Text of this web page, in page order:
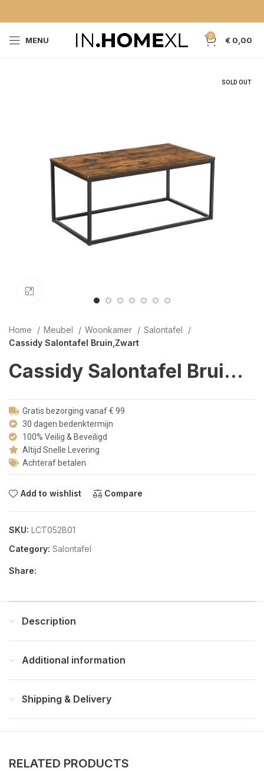
MENU 0 € 0,00
SOLD OUT
Home Meubel Woonkamer
Salontafel
Cassidy Salontafel Bruin,Zwart
Cassidy Salontafel Bruin,Zwart
Gratis bezorging vanaf € 99
30 dagen bedenktermijn
100% Veilig & Beveiligd
Altijd Snelle Levering
Achteraf betalen
Add to wishlist Compare
SKU: LCT052B01
Category: Salontafel
Share:
Description
Additional information
Shipping & Delivery
RELATED PRODUCTS